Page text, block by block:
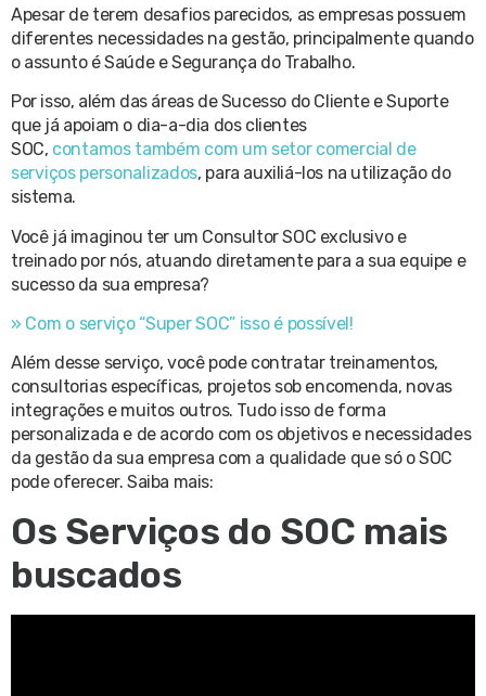
Apesar de terem desafios parecidos, as empresas possuem
diferentes necessidades na gestão, principalmente quando
o assunto é Saúde e Segurança do Trabalho.
Por isso, além das áreas de Sucesso do Cliente e Suporte
que já apoiam o dia-a-dia dos clientes
SOC, contamos também com um setor comercial de
serviços personalizados, para auxiliá-los na utilização do
sistema.
Você já imaginou ter um Consultor SOC exclusivo e
treinado por nós, atuando diretamente para a sua equipe e
sucesso da sua empresa?
» Com oserviço“SuperSOC”issoépossível!
Além desse serviço, você pode contratar treinamentos,
consultorias específicas, projetos sob encomenda, novas
integrações e muitos outros. Tudo isso de forma
personalizada e de acordo com os objetivos e necessidades
da gestão da sua empresa com a qualidade que só o SOC
pode oferecer. Saiba mais:
Os Serviços do SOC mais
buscados